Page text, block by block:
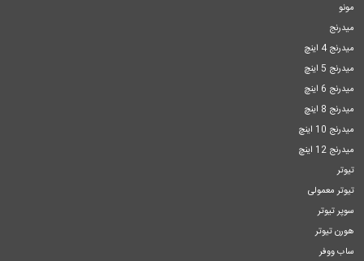
مونو
میدرنج
میدرنج 4 اینچ
میدرنج 5 اینچ
میدرنج 6 اینچ
میدرنج 8 اینچ
میدرنج 10 اینچ
میدرنج 12 اینچ
تیوتر
تیوتر معمولی
سوپر تیوتر
هورن تیوتر
ساب ووفر